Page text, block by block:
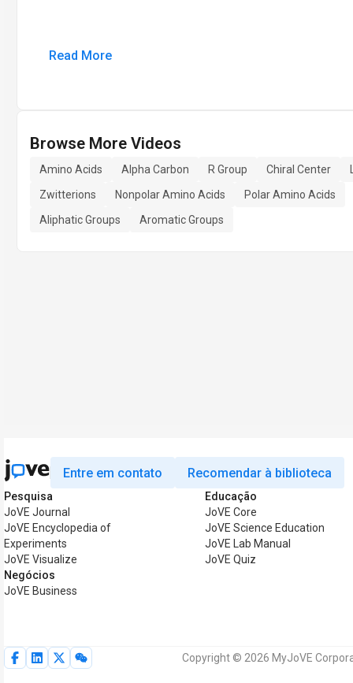
Read More
Browse More Videos
Amino Acids Alpha Carbon R Group Chiral Center
Zwitterions
Nonpolar Amino Acids
Polar Amino Acids
Aliphatic Groups
Aromatic Groups
Entre em contato Recomendar à biblioteca
Pesquisa
JoVE Journal
JoVE Encyclopedia of
Experiments
JoVE Visualize
Negócios
JoVE Business
Educação
JoVE Core
JoVE Science Education
JoVE Lab Manual
JoVE Quiz
Copyright © 2026 MyJoVE